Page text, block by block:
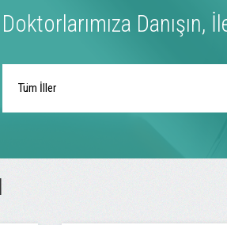
Danışın,